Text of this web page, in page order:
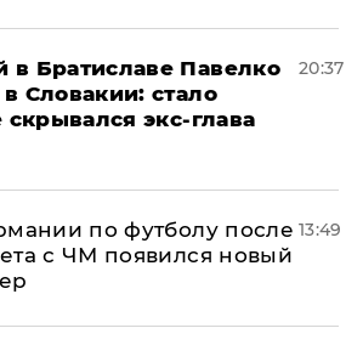
в Братиславе Павелко
Словакии: стало
скрывался экс-глава
20:37
по футболу после
с ЧМ появился новый
13:49